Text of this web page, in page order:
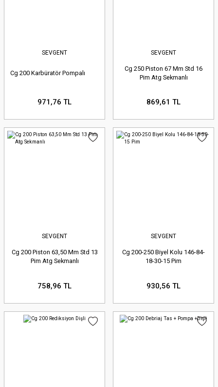
SEVGENT
Cg 200 Karbüratör Pompalı
971,76 TL
SEVGENT
Cg 250 Piston 67 Mm Std 16
Pim Atg Sekmanlı
869,61 TL
SEVGENT
Cg 200 Piston 63,50 Mm Std 13
Pim Atg Sekmanlı
758,96 TL
SEVGENT
Cg 200-250 Biyel Kolu 146-84-
18-30-15 Pim
930,56 TL